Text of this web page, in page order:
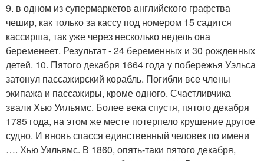
9. в одном из супермаркетов английского графства
чешир, как только за кассу под номером 15 садится
кассирша, так уже через несколько недель она
беременеет. Результат - 24 беременных и 30 рожденных
детей. 10. Пятого декабря 1664 года у побережья Уэльса
затонул пассажирский корабль. Погибли все члены
экипажа и пассажиры, кроме одного. Счастливчика
звали Хью Уильямс. Более века спустя, пятого декабря
1785 года, на этом же месте потерпело крушение другое
судно. И вновь спасся единственный человек по имени
…. Хью Уильямс. В 1860, опять-таки пятого декабря,